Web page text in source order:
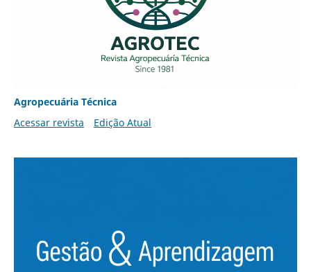
Agropecuária Técnica
Acessar revista
Edição Atual